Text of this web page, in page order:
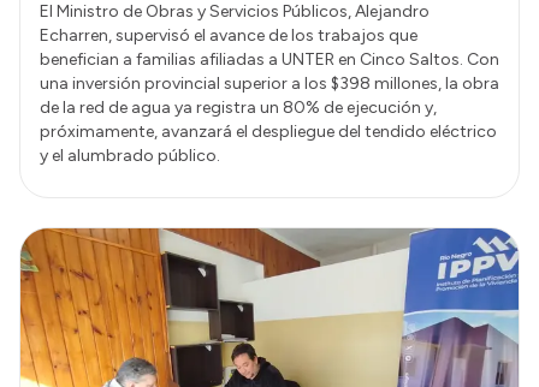
El Ministro de Obras y Servicios Públicos, Alejandro
Echarren, supervisó el avance de los trabajos que
benefician a familias afiliadas a UNTER en Cinco Saltos. Con
una inversión provincial superior a los $398 millones, la obra
de la red de agua ya registra un 80% de ejecución y,
próximamente, avanzará el despliegue del tendido eléctrico
y el alumbrado público.